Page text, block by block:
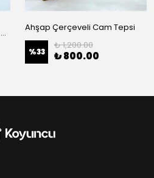
Bambu Döner Servis Tabağı 28 cm Ahşap Çerçeveli Cam Tepsi
%33
₺ 1,200.00
₺ 800.00